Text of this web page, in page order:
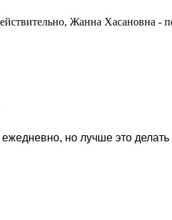
Жанна Хасановна -
но лучше это